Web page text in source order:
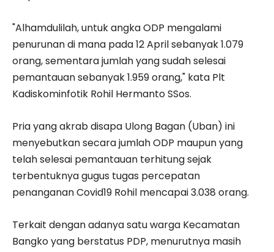
"Alhamdulilah, untuk angka ODP mengalami
penurunan di mana pada 12 April sebanyak 1.079
orang, sementara jumlah yang sudah selesai
pemantauan sebanyak 1.959 orang," kata Plt
Kadiskominfotik Rohil Hermanto SSos.
Pria yang akrab disapa Ulong Bagan (Uban) ini
menyebutkan secara jumlah ODP maupun yang
telah selesai pemantauan terhitung sejak
terbentuknya gugus tugas percepatan
penanganan Covid19 Rohil mencapai 3.038 orang.
Terkait dengan adanya satu warga Kecamatan
Bangko yang berstatus PDP, menurutnya masih